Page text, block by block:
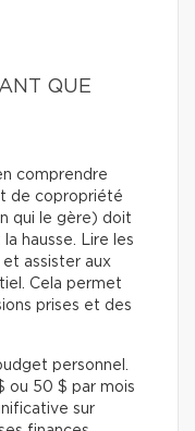
QUE
comprendre
de copropriété
qui le gère) doit
hausse. Lire les
assister aux
Cela permet
prises et des
personnel.
ou 50 $ par mois
sur